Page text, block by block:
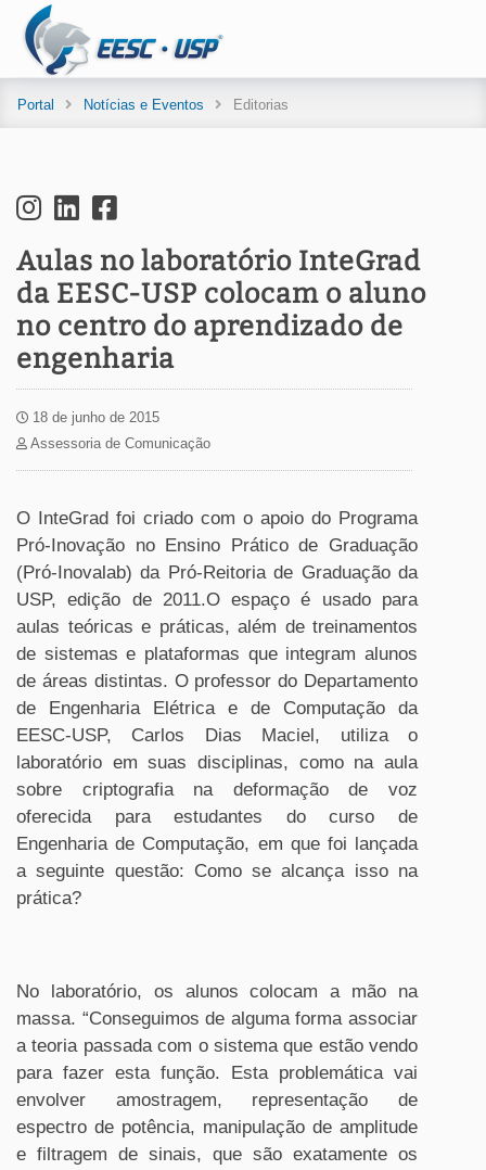
Portal Notícias e Eventos Editorias
Aulas no laboratório InteGrad
da EESC-USP colocam o aluno
no centro do aprendizado de
engenharia
18 de junho de 2015
Assessoria de Comunicação
O InteGrad foi criado com o apoio do Programa
Pró-Inovação no Ensino Prático de Graduação
(Pró-Inovalab) da Pró-Reitoria de Graduação da
USP, edição de 2011.O espaço é usado para
aulas teóricas e práticas, além de treinamentos
de sistemas e plataformas que integram alunos
de áreas distintas. O professor do Departamento
de Engenharia Elétrica e de Computação da
EESC-USP, Carlos Dias Maciel, utiliza o
laboratório em suas disciplinas, como na aula
sobre criptografia na deformação de voz
oferecida para estudantes do curso de
Engenharia de Computação, em que foi lançada
a seguinte questão: Como se alcança isso na
prática?
No laboratório, os alunos colocam a mão na
massa. “Conseguimos de alguma forma associar
a teoria passada com o sistema que estão vendo
para fazer esta função. Esta problemática vai
envolver amostragem, representação de
espectro de potência, manipulação de amplitude
e filtragem de sinais, que são exatamente os